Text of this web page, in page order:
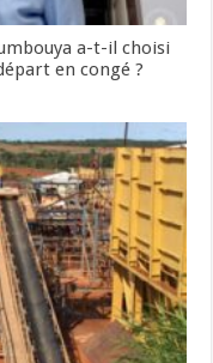
a-t-il choisi
en congé ?